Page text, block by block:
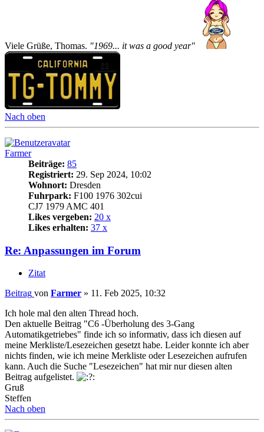
Viele Grüße, Thomas. "1969... it was a good year"
Nach oben
Farmer
Beiträge: 85
Registriert: 29. Sep 2024, 10:02
Wohnort: Dresden
Fuhrpark: F100 1976 302cui
CJ7 1979 AMC 401
Likes vergeben: 20 x
Likes erhalten: 37 x
Re: Anpassungen im Forum
Zitat
Beitrag von Farmer » 11. Feb 2025, 10:32
Ich hole mal den alten Thread hoch.
Den aktuelle Beitrag "C6 -Überholung des 3-Gang
Automatikgetriebes" finde ich so informativ, dass ich diesen auf
meine Merkliste/Lesezeichen gesetzt habe. Leider konnte ich aber
nichts finden, wie ich meine Merkliste oder Lesezeichen aufrufen
kann. Auch die Suche "Lesezeichen" hat mir nur diesen alten
Beitrag aufgelistet.
Gruß
Steffen
Nach oben